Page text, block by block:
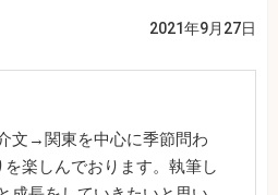
2021年9月27日
文→関東を中心に季節問わ
楽しんでおります。執筆し